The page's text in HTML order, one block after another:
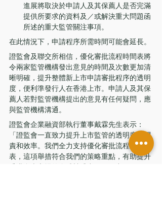
進展將取決於申請人及其保薦人是否完滿
提供所要求的資料及／或解決重大問題函
所述的重大監管關注事項。
在此情況下，申請程序所需時間可能會延長。
證監會及聯交所相信，優化審批流程時間表將
令兩家監管機構發出意見的時間及次數更加清
晰明確，提升整體新上市申請審批程序的透明
度，便利準發行人在香港上市。申請人及其保
薦人若對監管機構提出的意見有任何疑問，應
與監管機構溝通。
證監會企業融資部執行董事戴霖先生表示：
「證監會一直致力提升上市監管的透明度、問
責和效率。我們全力支持優化審批流程時間
表，這項舉措符合我們的策略重點，有助提升
香港資本市場的全球競爭力及吸引力。」